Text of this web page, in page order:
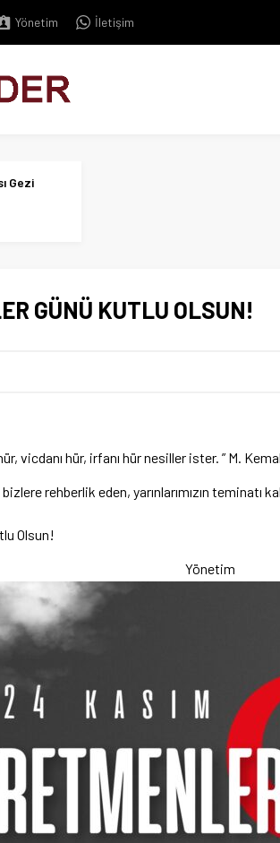
Yönetim İletişim
Gezi
GÜNÜ KUTLU OLSUN!
vicdanı hür, irfanı hür nesiller ister. ” M.
rehberlik eden, yarınlarımızın teminatı
Olsun!